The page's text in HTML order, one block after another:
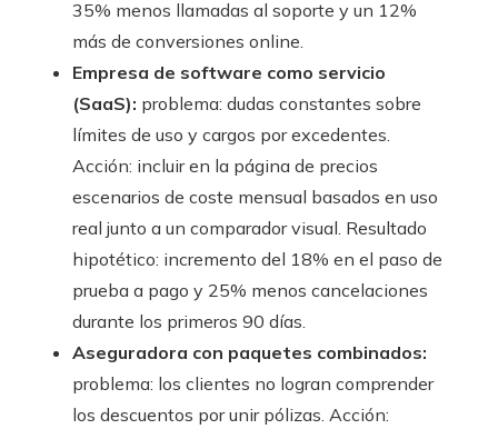
35% menos llamadas al soporte y un 12%
más de conversiones online.
Empresa de software como servicio
(SaaS): problema: dudas constantes sobre
límites de uso y cargos por excedentes.
Acción: incluir en la página de precios
escenarios de coste mensual basados en uso
real junto a un comparador visual. Resultado
hipotético: incremento del 18% en el paso de
prueba a pago y 25% menos cancelaciones
durante los primeros 90 días.
Aseguradora con paquetes combinados:
problema: los clientes no logran comprender
los descuentos por unir pólizas. Acción: